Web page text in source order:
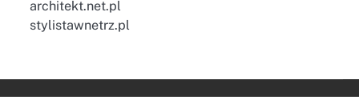
architekt.net.pl
stylistawnetrz.pl